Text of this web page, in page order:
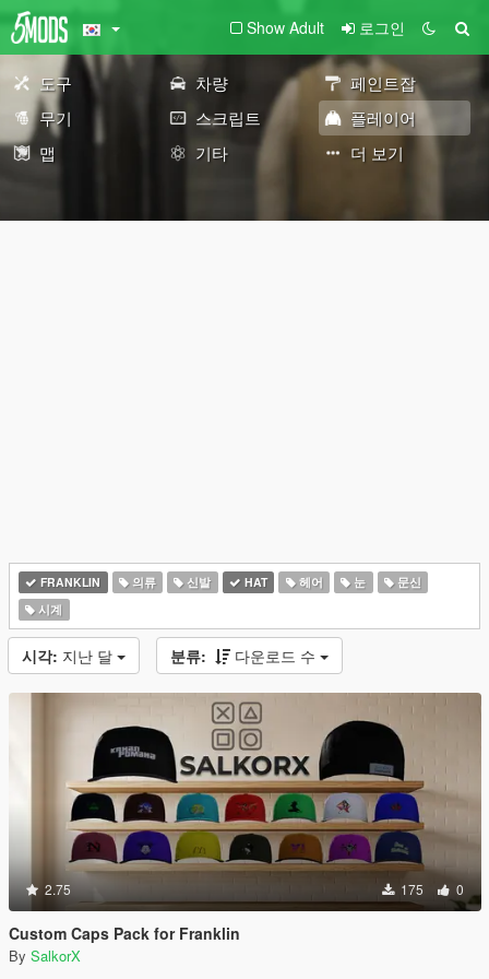
Show Adult 로그인
도구 차량
페인트잡
무기
스크립트
플레이어
맵
기타 더 보기
FRANKLIN 의류 신발 HAT 헤어 눈
문신
시계
시각: 지난 달 분류: 다운로드 수
2.75 175 0
Custom Caps Pack for Franklin
By SalkorX